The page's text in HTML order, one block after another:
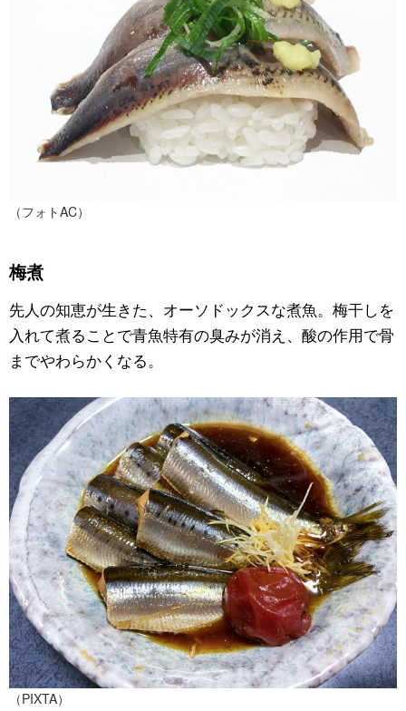
（フォトAC）
梅煮
先人の知恵が生きた、オーソドックスな煮魚。梅干しを
入れて煮ることで青魚特有の臭みが消え、酸の作用で骨
までやわらかくなる。
（PIXTA）